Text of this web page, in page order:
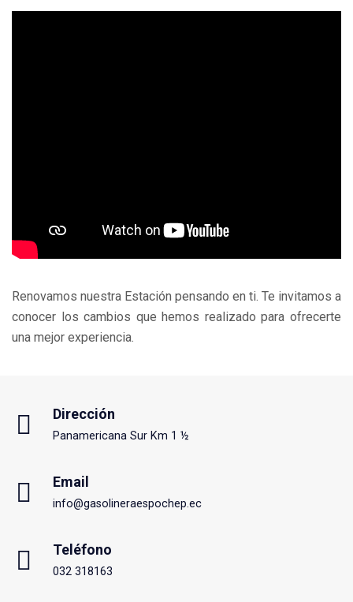
Renovamos nuestra Estación pensando en ti. Te invitamos a
conocer los cambios que hemos realizado para ofrecerte
una mejor experiencia.
Dirección
Panamericana Sur Km 1 ½
Email
info@gasolineraespochep.ec
Teléfono
032 318163